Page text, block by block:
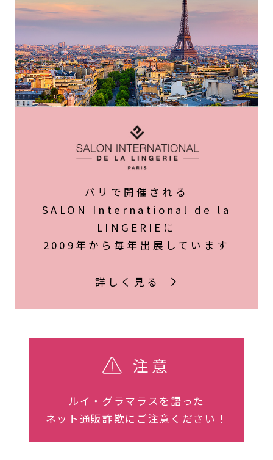
パリで開催される
SALON International de la
LINGERIEに
2009年から毎年出展しています
詳しく見る
注意
ルイ・グラマラスを語った
ネット通販詐欺にご注意ください！